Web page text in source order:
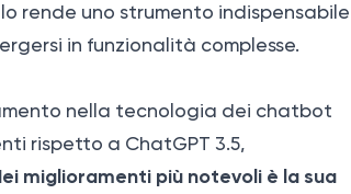
rende uno strumento indispensabile
in funzionalità complesse.
nella tecnologia dei chatbot
rispetto a ChatGPT 3.5,
miglioramenti più notevoli è la sua